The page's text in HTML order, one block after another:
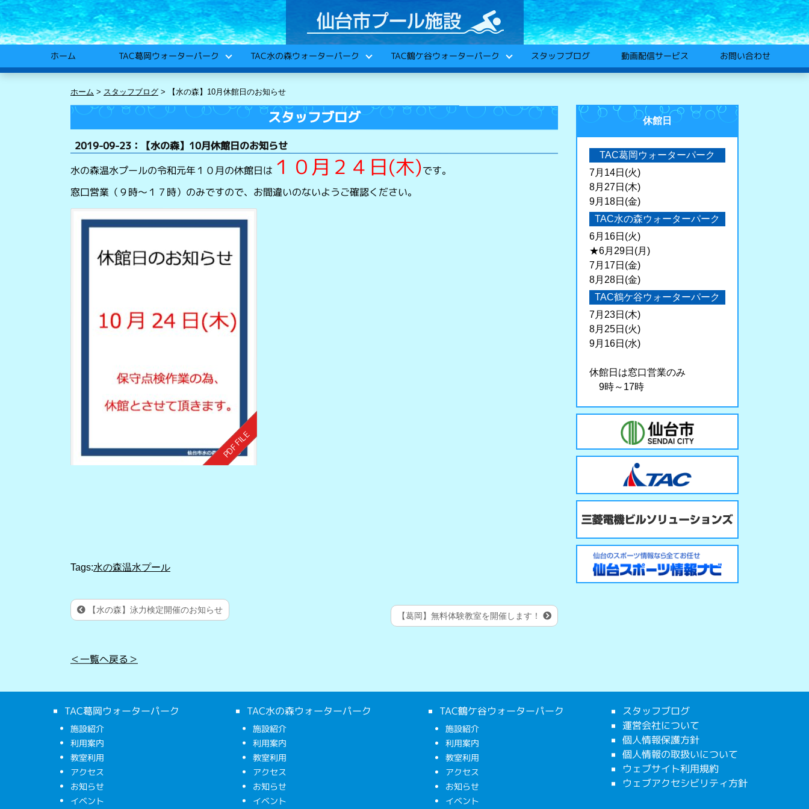
ホーム TAC葛岡ウォーターパーク TAC水の森ウォーターパーク TAC鶴ケ谷ウォーターパーク スタッフブログ 動画配信サービス お問い合わせ
ホーム > スタッフブログ > 【水の森】10月休館日のお知らせ
スタッフブログ
2019-09-23：【水の森】10月休館日のお知らせ
水の森温水プールの令和元年１０月の休館日は １０月２４日(木)です。
窓口営業（９時～１７時）のみですので、お間違いのないようご確認ください。
Tags:水の森温水プール
【水の森】泳力検定開催のお知らせ
【葛岡】無料体験教室を開催します！
＜一覧へ戻る＞
休館日
TAC葛岡ウォーターパーク
7月14日(火)
8月27日(木)
9月18日(金)
TAC水の森ウォーターパーク
6月16日(火)
★6月29日(月)
7月17日(金)
8月28日(金)
TAC鶴ケ谷ウォーターパーク
7月23日(木)
8月25日(火)
9月16日(水)
休館日は窓口営業のみ
9時～17時
TAC葛岡ウォーターパーク
施設紹介
利用案内
教室利用
アクセス
お知らせ
イベント
TAC水の森ウォーターパーク
施設紹介
利用案内
教室利用
アクセス
お知らせ
イベント
TAC鶴ケ谷ウォーターパーク
施設紹介
利用案内
教室利用
アクセス
お知らせ
イベント
スタッフブログ
運営会社について
個人情報保護方針
個人情報の取扱いについて
ウェブサイト利用規約
ウェブアクセシビリティ方針